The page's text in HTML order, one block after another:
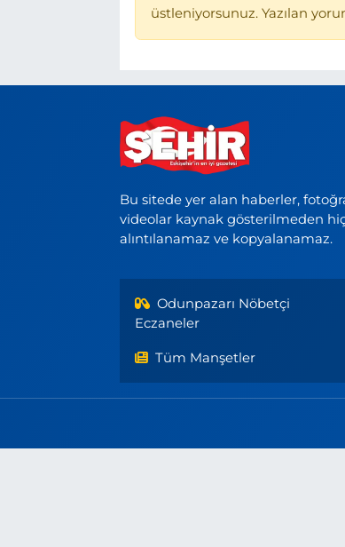
üstleniyorsunuz. Yazılan
Bu sitede yer alan haberler,
videolar kaynak gösterilmeden
alıntılanamaz ve kopyalanamaz.
Odunpazarı Nöbetçi
Eczaneler
Tüm Manşetler